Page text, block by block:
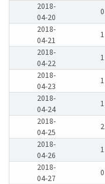
2018-
04-20
0
2018-
04-21
1
2018-
04-22
1
2018-
04-23
1
2018-
04-24
1
2018-
04-25
2
2018-
04-26
1
2018-
04-27
0